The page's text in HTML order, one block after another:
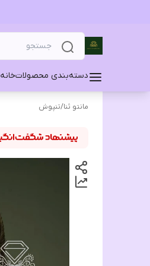
دسته‌بندی محصولاتخانه
مانتو ثنا/تنپوش